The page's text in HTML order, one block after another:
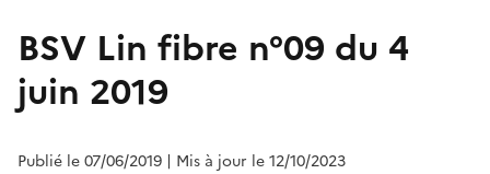
BSV Lin fibre n°09 du 4
juin 2019
Publié le 07/06/2019 | Mis à jour le 12/10/2023